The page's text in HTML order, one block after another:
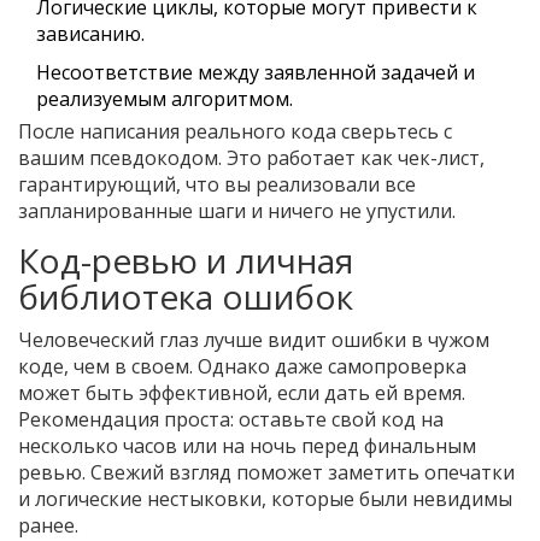
Логические циклы, которые могут привести к
зависанию.
Несоответствие между заявленной задачей и
реализуемым алгоритмом.
После написания реального кода сверьтесь с
вашим псевдокодом. Это работает как чек-лист,
гарантирующий, что вы реализовали все
запланированные шаги и ничего не упустили.
Код-ревью и личная
библиотека ошибок
Человеческий глаз лучше видит ошибки в чужом
коде, чем в своем. Однако даже самопроверка
может быть эффективной, если дать ей время.
Рекомендация проста: оставьте свой код на
несколько часов или на ночь перед финальным
ревью. Свежий взгляд поможет заметить опечатки
и логические нестыковки, которые были невидимы
ранее.